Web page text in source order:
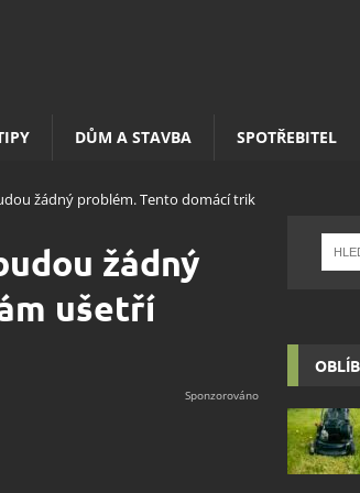
DŮM A STAVBA SPOTŘEBITEL
žádný problém. Tento domácí trik
žádný
ušetří